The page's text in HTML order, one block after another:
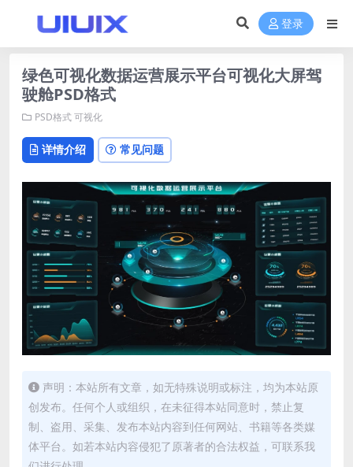
登录
绿色可视化数据运营展示平台可视化大屏驾
驶舱PSD格式
PSD格式可视化
详情介绍 常见问题
声明：本站所有文章，如无特殊说明或标注，均为本站原
创发布。任何个人或组织，在未征得本站同意时，禁止复
制、盗用、采集、发布本站内容到任何网站、书籍等各类媒
体平台。如若本站内容侵犯了原著者的合法权益，可联系我